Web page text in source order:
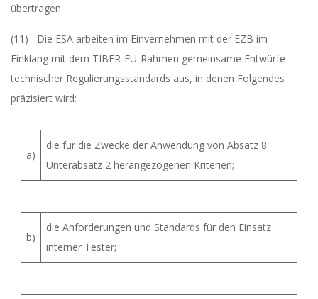
übertragen.
(11) Die ESA arbeiten im Einvernehmen mit der EZB im
Einklang mit dem TIBER-EU-Rahmen gemeinsame Entwürfe
technischer Regulierungsstandards aus, in denen Folgendes
präzisiert wird:
a)
die für die Zwecke der Anwendung von Absatz 8
Unterabsatz 2 herangezogenen Kriterien;
b)
die Anforderungen und Standards für den Einsatz
interner Tester;